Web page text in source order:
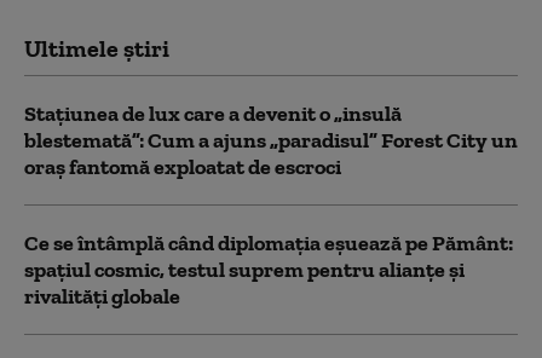
Ultimele știri
Stațiunea de lux care a devenit o „insulă
blestemată”: Cum a ajuns „paradisul” Forest City un
oraș fantomă exploatat de escroci
Ce se întâmplă când diplomația eșuează pe Pământ:
spațiul cosmic, testul suprem pentru alianțe și
rivalități globale